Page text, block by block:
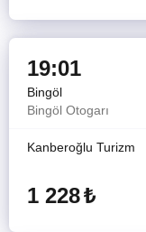
19:01
Bingöl
Bingöl Otogarı
Kanberoğlu Turizm
1 228₺